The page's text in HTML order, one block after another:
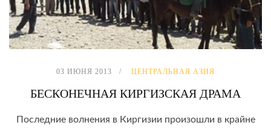
03 ИЮНЯ 2013 ЦЕНТРАЛЬНАЯ АЗИЯ
БЕСКОНЕЧНАЯ КИРГИЗСКАЯ ДРАМА
Последние волнения в Киргизии произошли в крайне